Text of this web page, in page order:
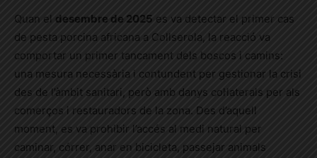
Quan el desembre de 2025 es va detectar el primer cas
de pesta porcina africana a Collserola, la reacció va
comportar un primer tancament dels boscos i camins:
una mesura necessària i contundent per gestionar la crisi
des de l’àmbit sanitari, però amb danys col·laterals per als
comerços i restauradors de la zona. Des d’aquell
moment, es va prohibir l’accés al medi natural per
caminar, córrer, anar en bicicleta, passejar animals